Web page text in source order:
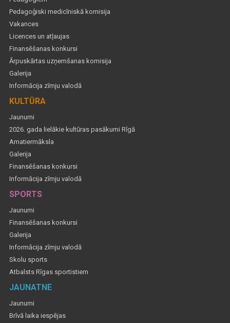
Pedagoģiski medicīniskā komisija
Vakances
Licences un atļaujas
Finansēšanas konkursi
Ārpuskārtas uzņemšanas komisija
Galerija
Informācija zīmju valodā
KULTŪRA
Jaunumi
2026. gada lielākie kultūras pasākumi Rīgā
Amatiermāksla
Galerija
Finansēšanas konkursi
Informācija zīmju valodā
SPORTS
Jaunumi
Finansēšanas konkursi
Galerija
Informācija zīmju valodā
Skolu sports
Atbalsts Rīgas sportistiem
JAUNATNE
Jaunumi
Brīvā laika iespējas